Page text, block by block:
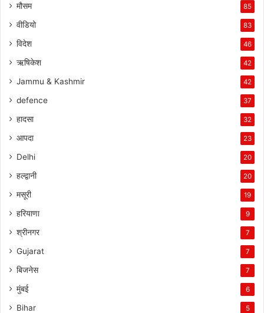
मौसम 85
वीडियो 83
विदेश 46
ऋषिकेश 42
Jammu & Kashmir 42
defence 37
हादसा 32
आपदा 23
Delhi 20
हल्द्वानी 20
मसूरी 19
हरियाणा 9
श्रीनगर 7
Gujarat 7
बिजनेस 7
मुंबई 6
Bihar 5